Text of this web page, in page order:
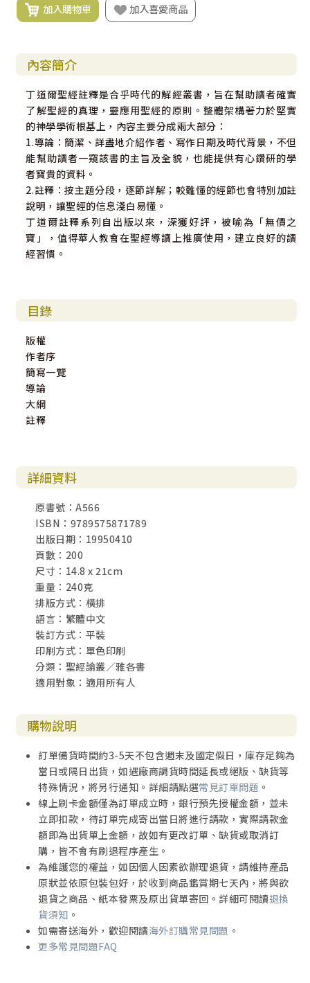
加入購物車 加入喜愛商品
內容簡介
丁道爾聖經註釋是合乎時代的解經叢書，旨在幫助讀者確實
了解聖經的真理，靈應用聖經的原則。整體架構著力於堅實
的神學學術根基上，內容主要分成兩大部分：
1.導論：簡潔、詳盡地介紹作者、寫作日期及時代背景，不但
能幫助讀者一窺該書的主旨及全貌，也能提供有心鑽研的學
者寶貴的資料。
2.註釋：按主題分段，逐節詳解；較難懂的經節也會特別加註
說明，讓聖經的信息淺白易懂。
丁道爾註釋系列自出版以來，深獲好評，被喻為「無價之
寶」，值得華人教會在聖經導讀上推廣使用，建立良好的讀
經習慣。
目錄
版權
作者序
簡寫一覽
導論
大綱
註釋
詳細資料
原書號：A566
ISBN：9789575871789
出版日期：19950410
頁數：200
尺寸：14.8 x 21cm
重量：240克
排版方式：橫排
語言：繁體中文
裝訂方式：平裝
印刷方式：單色印刷
分類：聖經論叢／雅各書
適用對象：適用所有人
購物說明
訂單備貨時間約3-5天不包含週末及國定假日，庫存足夠為
當日或隔日出貨，如遇廠商調貨時間延長或絕版、缺貨等
特殊情況，將另行通知。詳細請點選常見訂單問題 。
線上刷卡金額僅為訂單成立時，銀行預先授權金額，並未
立即扣款，待訂單完成寄出當日將進行請款，實際請款金
額即為出貨單上金額，故如有更改訂單、缺貨或取消訂
購，皆不會有刷退程序產生。
為維護您的權益，如因個人因素欲辦理退貨，請維持產品
原狀並依原包裝包好，於收到商品鑑賞期七天內，將與欲
退貨之商品、紙本發票及原出貨單寄回。詳細可閱讀退換
貨須知 。
如需寄送海外，歡迎閱讀海外訂購常見問題 。
更多常見問題FAQ